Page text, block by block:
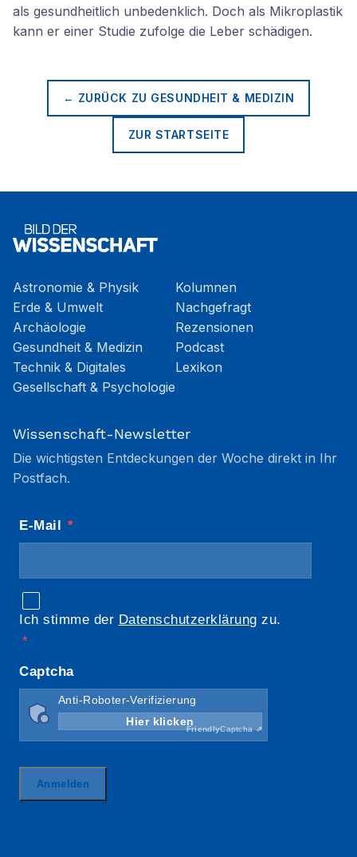
als gesundheitlich unbedenklich. Doch als Mikroplastik
kann er einer Studie zufolge die Leber schädigen.
← ZURÜCK ZU GESUNDHEIT & MEDIZIN
ZUR STARTSEITE
Astronomie & Physik
Erde & Umwelt
Archäologie
Gesundheit & Medizin
Technik & Digitales
Gesellschaft & Psychologie
Kolumnen
Nachgefragt
Rezensionen
Podcast
Lexikon
Wissenschaft-Newsletter
Die wichtigsten Entdeckungen der Woche direkt in Ihr
Postfach.